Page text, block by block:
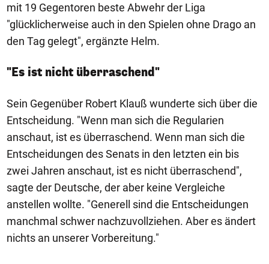
mit 19 Gegentoren beste Abwehr der Liga
"glücklicherweise auch in den Spielen ohne Drago an
den Tag gelegt", ergänzte Helm.
"Es ist nicht überraschend"
Sein Gegenüber Robert Klauß wunderte sich über die
Entscheidung. "Wenn man sich die Regularien
anschaut, ist es überraschend. Wenn man sich die
Entscheidungen des Senats in den letzten ein bis
zwei Jahren anschaut, ist es nicht überraschend",
sagte der Deutsche, der aber keine Vergleiche
anstellen wollte. "Generell sind die Entscheidungen
manchmal schwer nachzuvollziehen. Aber es ändert
nichts an unserer Vorbereitung."